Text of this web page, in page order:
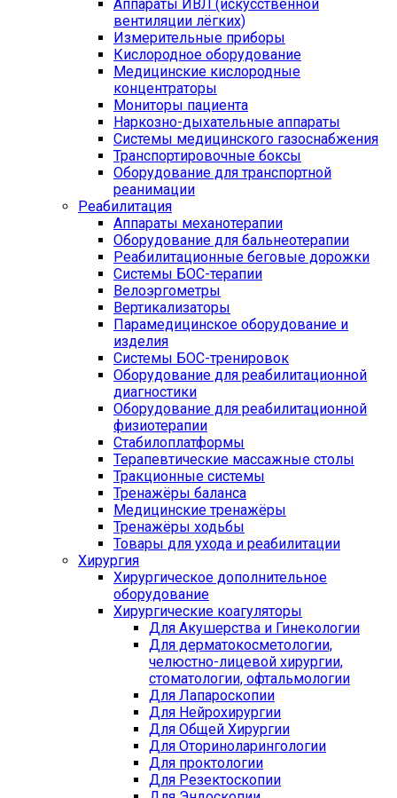
Аппараты ИВЛ (искусственной
вентиляции лёгких)
Измерительные приборы
Кислородное оборудование
Медицинские кислородные
концентраторы
Мониторы пациента
Наркозно-дыхательные аппараты
Системы медицинского газоснабжения
Транспортировочные боксы
Оборудование для транспортной
реанимации
Реабилитация
Аппараты механотерапии
Оборудование для бальнеотерапии
Реабилитационные беговые дорожки
Системы БОС-терапии
Велоэргометры
Вертикализаторы
Парамедицинское оборудование и
изделия
Системы БОС-тренировок
Оборудование для реабилитационной
диагностики
Оборудование для реабилитационной
физиотерапии
Стабилоплатформы
Терапевтические массажные столы
Тракционные системы
Тренажёры баланса
Медицинские тренажёры
Тренажёры ходьбы
Товары для ухода и реабилитации
Хирургия
Хирургическое дополнительное
оборудование
Хирургические коагуляторы
Для Акушерства и Гинекологии
Для дерматокосметологии,
челюстно-лицевой хирургии,
стоматологии, офтальмологии
Для Лапароскопии
Для Нейрохирургии
Для Общей Хирургии
Для Оториноларингологии
Для проктологии
Для Резектоскопии